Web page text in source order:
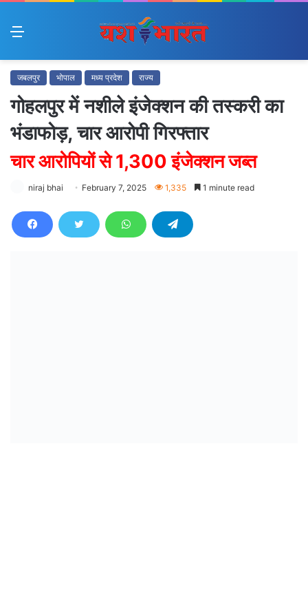
Menu
जबलपुर भोपाल मध्य प्रदेश राज्य
गोहलपुर में नशीले इंजेक्शन की तस्करी का
भंडाफोड़, चार आरोपी गिरफ्तार
चार आरोपियों से 1,300 इंजेक्शन जब्त
niraj bhai February 7, 2025 1,335 1 minute read